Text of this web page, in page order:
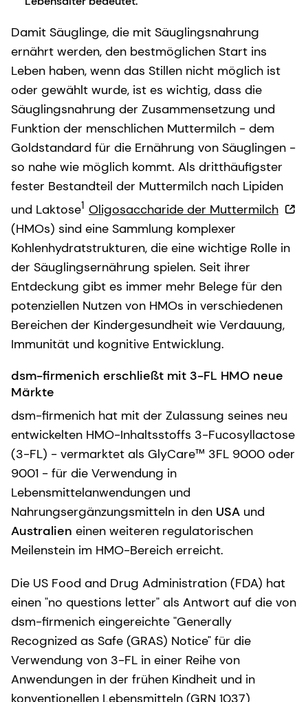
Damit Säuglinge, die mit Säuglingsnahrung
ernährt werden, den bestmöglichen Start ins
Leben haben, wenn das Stillen nicht möglich ist
oder gewählt wurde, ist es wichtig, dass die
Säuglingsnahrung der Zusammensetzung und
Funktion der menschlichen Muttermilch - dem
Goldstandard für die Ernährung von Säuglingen -
so nahe wie möglich kommt. Als dritthäufigster
fester Bestandteil der Muttermilch nach Lipiden
und Laktose1 Oligosaccharide der Muttermilch
(HMOs) sind eine Sammlung komplexer
Kohlenhydratstrukturen, die eine wichtige Rolle in
der Säuglingsernährung spielen. Seit ihrer
Entdeckung gibt es immer mehr Belege für den
potenziellen Nutzen von HMOs in verschiedenen
Bereichen der Kindergesundheit wie Verdauung,
Immunität und kognitive Entwicklung.
dsm-firmenich erschließt mit 3-FL HMO neue
Märkte
dsm-firmenich hat mit der Zulassung seines neu
entwickelten HMO-Inhaltsstoffs 3-Fucosyllactose
(3-FL) - vermarktet als GlyCare™ 3FL 9000 oder
9001 - für die Verwendung in
Lebensmittelanwendungen und
Nahrungsergänzungsmitteln in den USA und
Australien einen weiteren regulatorischen
Meilenstein im HMO-Bereich erreicht.
Die US Food and Drug Administration (FDA) hat
einen "no questions letter" als Antwort auf die von
dsm-firmenich eingereichte "Generally
Recognized as Safe (GRAS) Notice" für die
Verwendung von 3-FL in einer Reihe von
Anwendungen in der frühen Kindheit und in
konventionellen Lebensmitteln (GRN 1037)